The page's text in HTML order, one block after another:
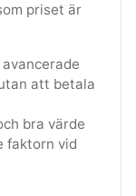
priset är
att betala
bra värde
faktorn vid